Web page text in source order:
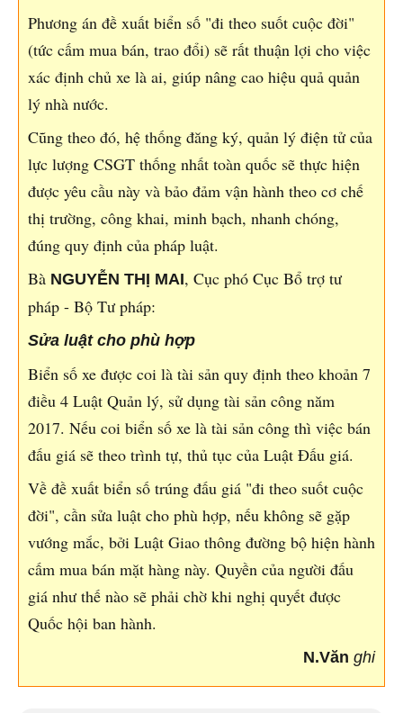
Phương án đề xuất biển số "đi theo suốt cuộc đời"
(tức cấm mua bán, trao đổi) sẽ rất thuận lợi cho việc
xác định chủ xe là ai, giúp nâng cao hiệu quả quản
lý nhà nước.
Cũng theo đó, hệ thống đăng ký, quản lý điện tử của
lực lượng CSGT thống nhất toàn quốc sẽ thực hiện
được yêu cầu này và bảo đảm vận hành theo cơ chế
thị trường, công khai, minh bạch, nhanh chóng,
đúng quy định của pháp luật.
Bà NGUYỄN THỊ MAI, Cục phó Cục Bổ trợ tư
pháp - Bộ Tư pháp:
Sửa luật cho phù hợp
Biển số xe được coi là tài sản quy định theo khoản 7
điều 4 Luật Quản lý, sử dụng tài sản công năm
2017. Nếu coi biển số xe là tài sản công thì việc bán
đấu giá sẽ theo trình tự, thủ tục của Luật Đấu giá.
Về đề xuất biển số trúng đấu giá "đi theo suốt cuộc
đời", cần sửa luật cho phù hợp, nếu không sẽ gặp
vướng mắc, bởi Luật Giao thông đường bộ hiện hành
cấm mua bán mặt hàng này. Quyền của người đấu
giá như thế nào sẽ phải chờ khi nghị quyết được
Quốc hội ban hành.
N.Văn ghi